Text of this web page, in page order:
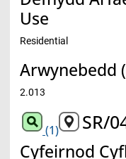
Use
Residential
Arwynebedd
2.013
(1) SR/
Cyfeirnod